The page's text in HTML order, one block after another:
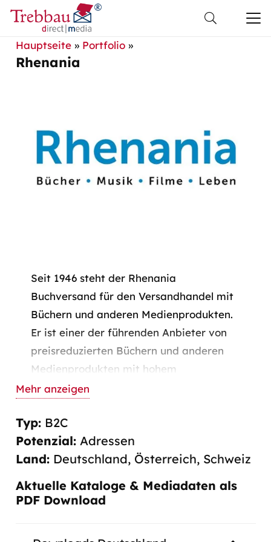
Hauptseite» Portfolio»
Rhenania
Seit 1946 steht der Rhenania
Buchversand für den Versandhandel mit
Büchern und anderen Medienprodukten.
Er ist einer der führenden Anbieter von
preisreduzierten Büchern und anderen
Medienprodukten mit hohem
Anspruchsniveau. Auch der Kunden-
BuchVersand ein wichtiges
Verkaufsargument. Die Kunden und
Interessenten werden durch Anzeigen (z.
B. „Die Zeit“, „FAZ“, „TAZ“, „Der
Spiegel“) und andere Direkt-
Mehr anzeigen
Typ: B2C
Potenzial: Adressen
Land: Deutschland, Österreich, Schweiz
Aktuelle Kataloge & Mediadaten als
PDF Download